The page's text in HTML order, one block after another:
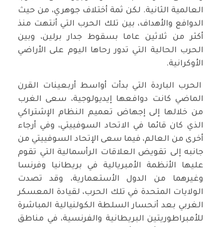
العالمية الثانية. لكن ثمة أختلاف جوهري، من حيث
الدوافع والأهداف، بين تلك الحرب التي أنتهت منذ
أكثر من ثلاثين عاما بسقوط جدار برلين، وبين
الحرب الحالية التي تدور رحاها اليوم على الأراضي
الأوكرانية.
الحرب الباردة التي بدأت أواسط أربعينات القرن
الماضي كانت دوافعها إيديولوجية، سعى الغرب
من خلالها إلى إجهاض تعميم النظام الإشتراكي
الذي كان قائما في الاتحاد السوفييتي، وفي أرجاء
أخرى من العالم، فيما سعى الإتحاد السوفييتي من
جانبه إلى تقويض العلاقات الرأسمالية التي تقوم
عليها الأنظمة الأمبريالية في بريطانيا وفرنسا
وغيرهما من الدول الأستعمارية، وقد تصدت
الولايات المتحدة في تلك الحرب، لقيادة المعسكر
الغربي بعد أنحسار السلطة الكولنيالية المباشرة
للأمبراطوريتين البريطانية والفرنسية، في مناطق